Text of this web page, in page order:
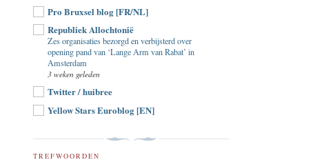
Pro Bruxsel blog [FR/NL]
Republiek Allochtonië
Zes organisaties bezorgd en verbijsterd over
opening pand van ‘Lange Arm van Rabat’ in
Amsterdam
3 weken geleden
Twitter / huibree
Yellow Stars Euroblog [EN]
TREFWOORDEN